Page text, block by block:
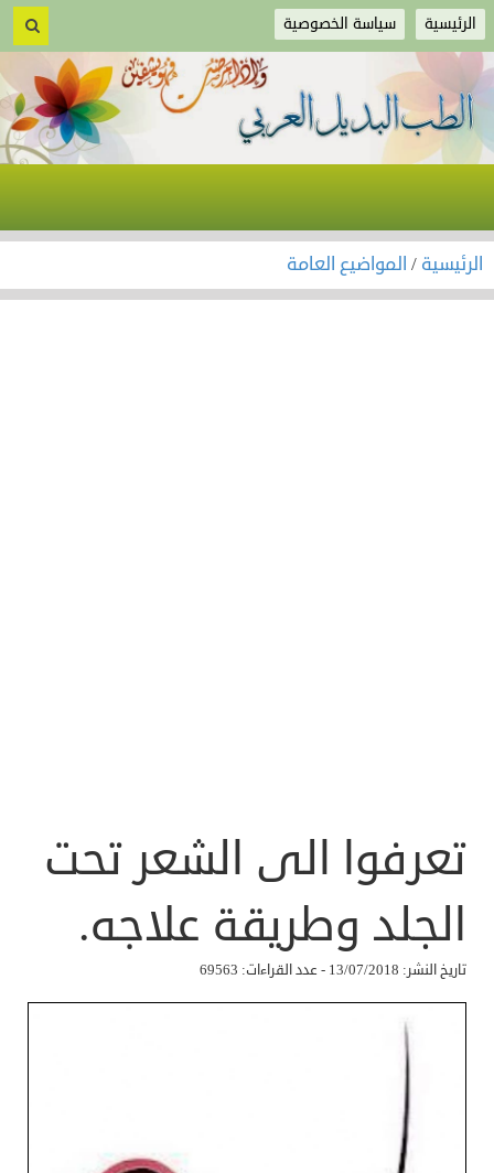
الرئيسية سياسة الخصوصية
الرئيسية / المواضيع العامة
تعرفوا الى الشعر تحت
الجلد وطريقة علاجه.
تاريخ النشر: 13/07/2018 - عدد القراءات: 69563